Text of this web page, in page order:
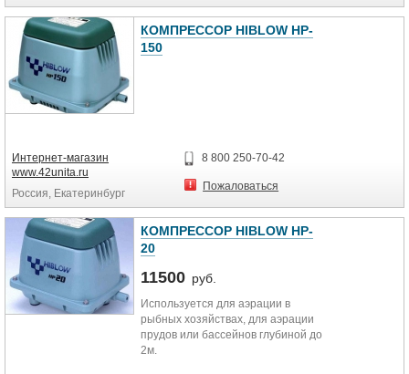
системы глубокой очистки;
автономные канализации;
очистные системы ТОПАС (TOPAS),
КОМПРЕССОР HIBLOW HP-
150
Интернет-магазин
www.42unita.ru
Россия, Екатеринбург
8 800 250-70-42
Пожаловаться
КОМПРЕССОР HIBLOW HP-
20
11500 руб.
Используется для аэрации в
рыбных хозяйствах, для аэрации
прудов или бассейнов глубиной до
2м.